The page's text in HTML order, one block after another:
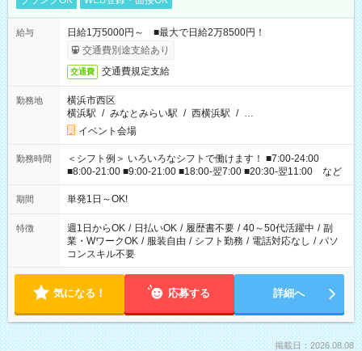
給与
日給1万5000円～ ■最大で日給2万8500円！
交通費別途支給あり
交通費 交通費規定支給
勤務地
横浜市西区
横浜駅 / みなとみらい駅 / 西横浜駅 / …
イベント会場
勤務時間
＜シフト例＞ いろいろなシフトで働けます！ ■7:00-24:00
■8:00-21:00 ■9:00-21:00 ■18:00-翌7:00 ■20:30-翌11:00 など
期間 単発1日～OK!
特徴 週1日からOK / 日払いOK / 履歴書不要 / 40～50代活躍中 / 副
業・WワークOK / 服装自由 / シフト勤務 / 電話対応なし / パソ
コンスキル不要
気になる！ 応募する 詳細へ
掲載日：2026.08.08